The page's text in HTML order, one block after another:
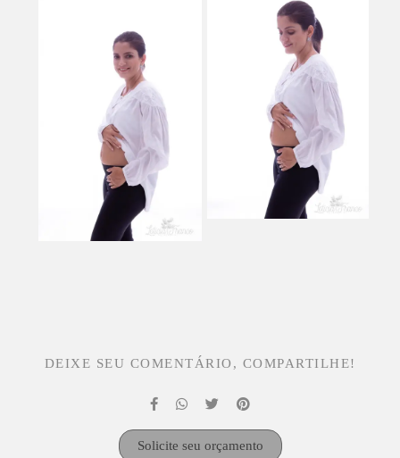
DEIXE SEU COMENTÁRIO, COMPARTILHE!
Solicite seu orçamento